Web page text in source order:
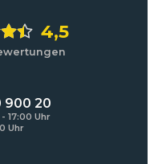
4,5
900 20
17:00 Uhr
Uhr